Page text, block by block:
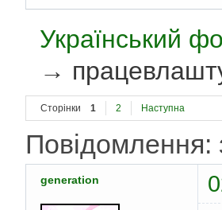
Український
→
Сторінки 1 2 Наступна
Повідомлення:
generation